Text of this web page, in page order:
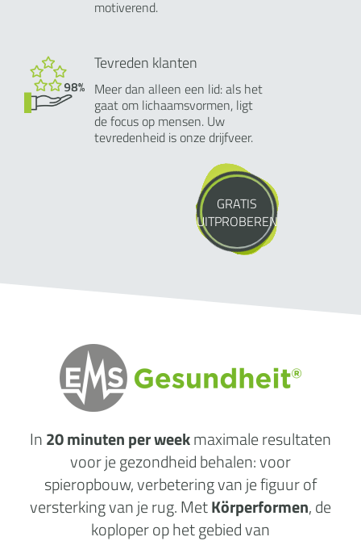
motiverend.
Tevreden klanten
Meer dan alleen een lid: als het
gaat om lichaamsvormen, ligt
de focus op mensen. Uw
tevredenheid is onze drijfveer.
GRATIS
UITPROBEREN
In20 minuten per weekmaximaleresultaten
voor je gezondheid behalen: voor
spieropbouw, verbetering van je figuur of
versterking van je rug. MetKörperformen, de
koploper op het gebied van